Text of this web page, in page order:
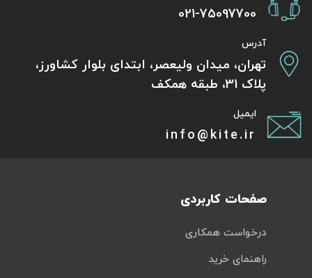
021-75097700
آدرس
تهران، میدان ولیعصر، ابتدای بلوار کشاورز،
پلاک 31، طبقه همکف
ایمیل
info@kite.ir
صفحات کاربردی
درخواست همکاری
راهنمای خرید